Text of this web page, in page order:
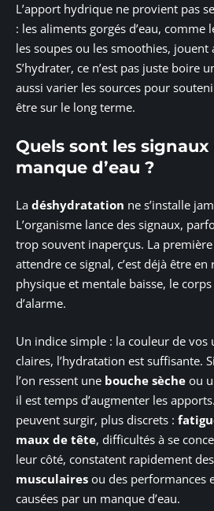
L’apport hydrique ne provient pas
: les aliments gorgés d’eau, comme
les soupes ou les smoothies,
S’hydrater, ce n’est pas juste boire
aussi varier les sources pour
être sur le long terme.
Quels sont les signaux
manque d’eau ?
La déshydratation ne s’installe
L’organisme lance des signaux,
trop souvent inaperçus. La première
attendre ce signal, c’est déjà être
physique et mentale baisse, le
d’alarme.
Un indice simple : la couleur de vos
claires, l’hydratation est suffisante.
l’on ressent une bouche sèche ou
il est temps d’augmenter les
peuvent surgir, plus discrets :
maux de tête, difficultés à se
leur côté, constatent rapidement des
musculaires ou des performances
causées par un manque d’eau.